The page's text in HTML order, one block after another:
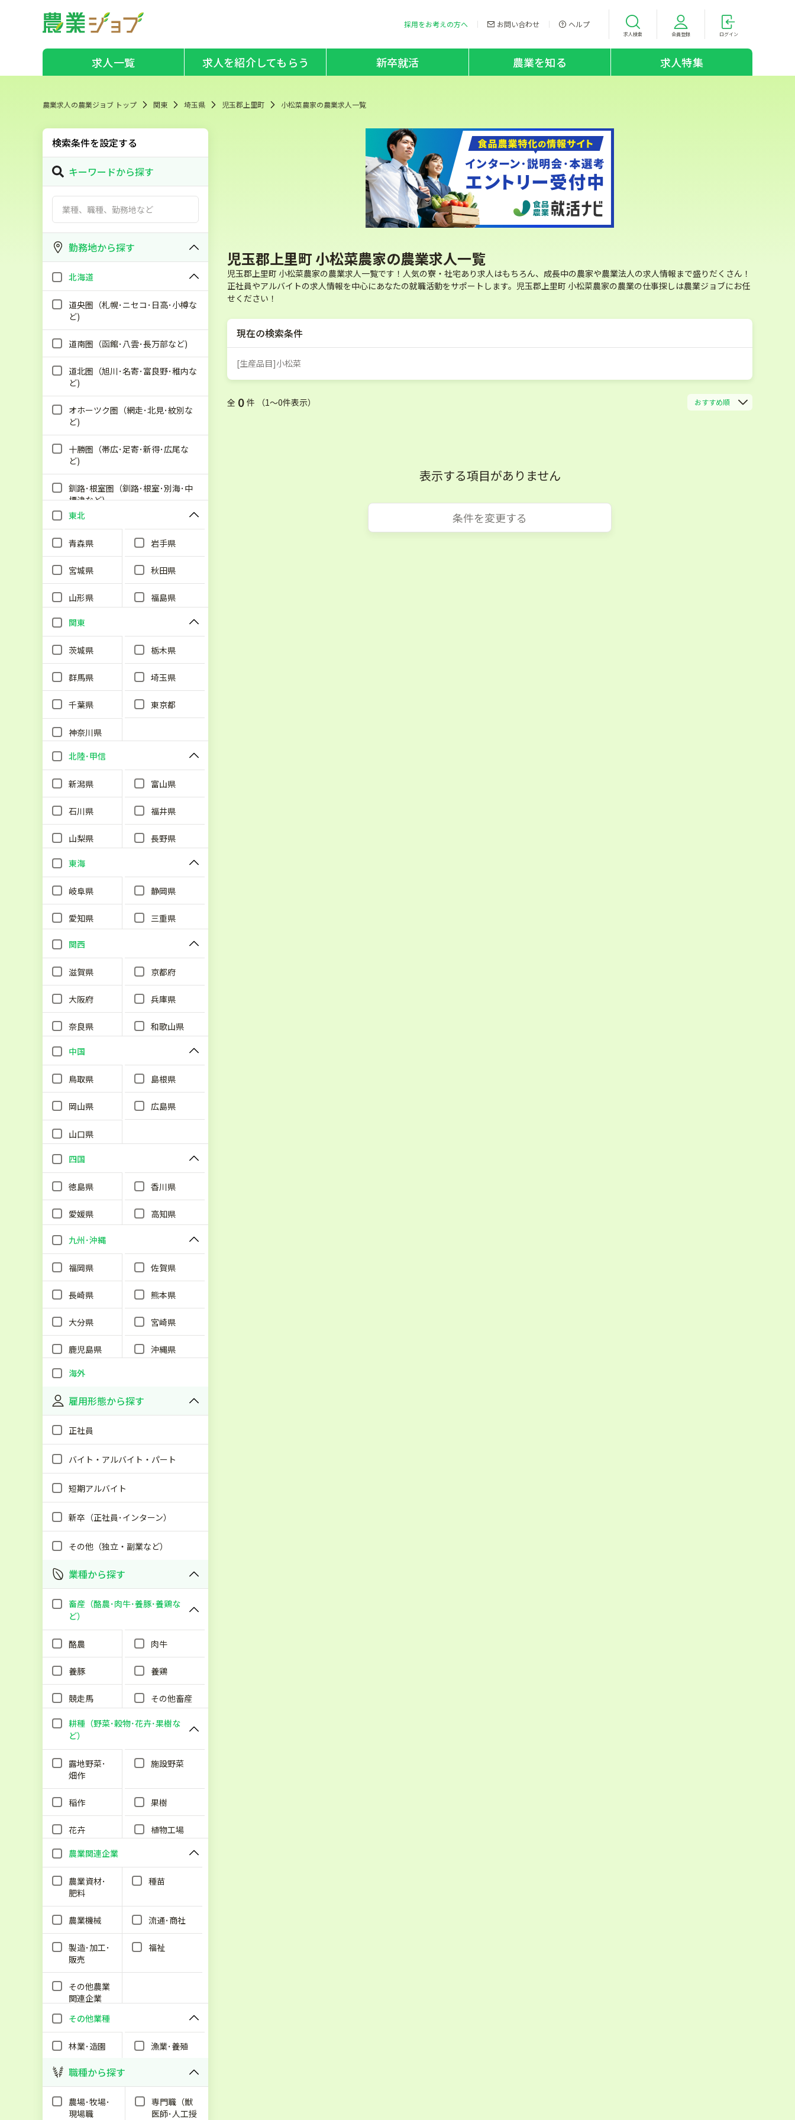
採用をお考えの方へ お問い合わせ ヘルプ
求人検索 会員登録 ログイン
求人一覧 求人を紹介してもらう 新卒就活 農業を知る 求人特集
農業求人の農業ジョブ トップ 関東 埼玉県 児玉郡上里町 小松菜農家の農業求人一覧
検索条件を設定する
キーワードから探す
勤務地から探す
北海道
道央圏（札幌･ニセコ･日高･小樽な
ど)
道南圏（函館･八雲･長万部など)
道北圏（旭川･名寄･富良野･稚内な
ど)
オホーツク圏（網走･北見･紋別な
ど)
十勝圏（帯広･足寄･新得･広尾な
ど)
釧路･根室圏（釧路･根室･別海･中
標津など)
東北
青森県 岩手県
宮城県 秋田県
山形県 福島県
関東
茨城県 栃木県
群馬県 埼玉県
千葉県 東京都
神奈川県
北陸･甲信
新潟県 富山県
石川県 福井県
山梨県 長野県
東海
岐阜県 静岡県
愛知県 三重県
関西
滋賀県 京都府
大阪府 兵庫県
奈良県 和歌山県
中国
鳥取県 島根県
岡山県 広島県
山口県
四国
徳島県 香川県
愛媛県 高知県
九州･沖縄
福岡県 佐賀県
長崎県 熊本県
大分県 宮崎県
鹿児島県
沖縄県
海外
雇用形態から探す
正社員
バイト・アルバイト・パート
短期アルバイト
新卒（正社員･インターン）
その他（独立・副業など）
業種から探す
畜産（酪農･肉牛･養豚･養鶏な
ど）
酪農 肉牛
養豚 養鶏
競走馬 その他畜産
耕種（野菜･穀物･花卉･果樹な
ど）
露地野菜･
畑作
施設野菜
稲作 果樹
花卉
植物工場
農業関連企業
農業資材･
肥料
種苗
農業機械 流通･商社
製造･加工･
販売
福祉
その他農業
関連企業
その他業種
林業･造園 漁業･養殖
職種から探す
農場･牧場･
現場職
専門職（獣
医師･人工授
児玉郡上里町 小松菜農家の農業求人一覧
児玉郡上里町 小松菜農家の農業求人一覧です！人気の寮・社宅あり求人はもちろん、成長中の農家や農業法人の求人情報まで盛りだくさん！
正社員やアルバイトの求人情報を中心にあなたの就職活動をサポートします。児玉郡上里町 小松菜農家の農業の仕事探しは農業ジョブにお任
せください！
現在の検索条件
[生産品目]小松菜
全 0 件 （1〜0件表示） おすすめ順
表示する項目がありません
条件を変更する